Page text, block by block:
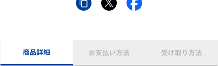
商品詳細 お支払い方法 受け取り方法